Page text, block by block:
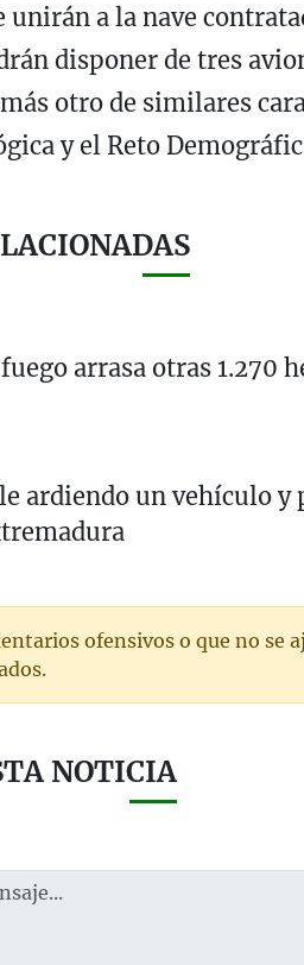
unirán a la nave
disponer de tres
más otro de similares
y el Reto
arrasa otras 1.270
ardiendo un vehículo
ofensivos o que no se
NOTICIA